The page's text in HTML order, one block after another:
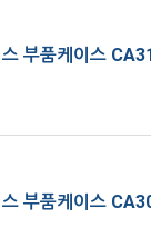
부품케이스
부품케이스